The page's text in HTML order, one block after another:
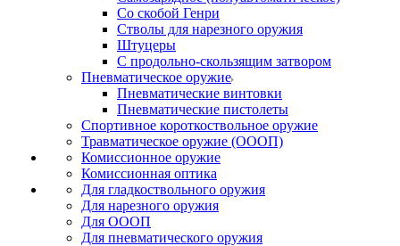
Со скобой Генри
Стволы для нарезного оружия
Штуцеры
С продольно-скользящим затвором
Пневматическое оружие
Пневматические винтовки
Пневматические пистолеты
Спортивное короткоствольное оружие
Травматическое оружие (ОООП)
Комиссионное оружие
Комиссионная оптика
Для гладкоствольного оружия
Для нарезного оружия
Для ОООП
Для пневматического оружия